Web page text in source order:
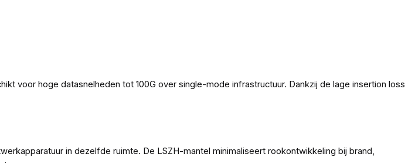
voor hoge datasnelheden tot 100G over single-mode infrastructuur. Dankzij de lage insertion loss
in dezelfde ruimte. De LSZH-mantel minimaliseert rookontwikkeling bij brand,